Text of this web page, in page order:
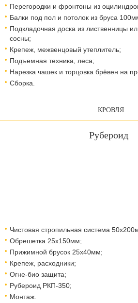
Перегородки и фронтоны из
Балки под пол и потолок из бруса
Подкладочная доска из лиственницы
сосны;
Крепеж, межвенцовый утеплитель;
Подъемная техника, леса;​​​​​​​
Нарезка чашек и торцовка брёвен на
Сборка.
КРОВЛЯ
Рубероид
Чистовая стропильная система
Обрешетка 25х150мм;
Прижимной брусок 25х40мм;
Крепеж, расходники;
Огне-био защита;
Рубероид РКП-350;
Монтаж.